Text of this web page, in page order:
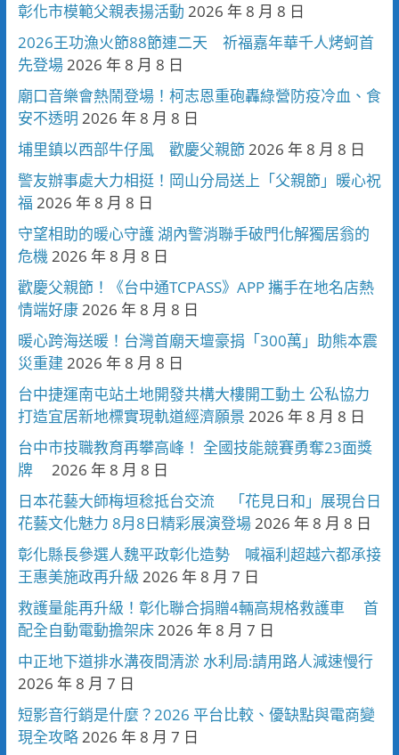
彰化市模範父親表揚活動 2026 年 8 月 8 日
2026王功漁火節88節連二天 祈福嘉年華千人烤蚵首
先登場2026 年 8 月 8 日
廟口音樂會熱鬧登場！柯志恩重砲轟綠營防疫冷血、食
安不透明 2026 年 8 月 8 日
埔里鎮以西部牛仔風 歡慶父親節2026 年 8 月 8 日
警友辦事處大力相挺！岡山分局送上「父親節」暖心祝
福 2026 年 8 月 8 日
守望相助的暖心守護 湖內警消聯手破門化解獨居翁的
危機2026 年 8 月 8 日
歡慶父親節！《台中通TCPASS》APP 攜手在地名店熱
情端好康2026 年 8 月 8 日
暖心跨海送暖！台灣首廟天壇豪捐「300萬」助熊本震
災重建 2026 年 8 月 8 日
台中捷運南屯站土地開發共構大樓開工動土 公私協力
打造宜居新地標實現軌道經濟願景 2026 年 8 月 8 日
台中市技職教育再攀高峰！ 全國技能競賽勇奪23面獎
牌
2026 年 8 月 8 日
日本花藝大師梅垣稔抵台交流 「花見日和」展現台日
花藝文化魅力 8月8日精彩展演登場2026 年 8 月 8 日
彰化縣長參選人魏平政彰化造勢 喊福利超越六都承接
王惠美施政再升級 2026 年 8 月 7 日
救護量能再升級！彰化聯合捐贈4輛高規格救護車 首
配全自動電動擔架床2026 年 8 月 7 日
中正地下道排水溝夜間清淤 水利局:請用路人減速慢行
2026 年 8 月 7 日
短影音行銷是什麼？2026 平台比較、優缺點與電商變
現全攻略2026 年 8 月 7 日